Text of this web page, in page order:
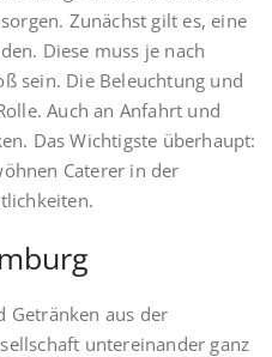
Zunächst gilt es, eine
Diese muss je nach
sein. Die Beleuchtung und
Auch an Anfahrt und
Das Wichtigste überhaupt:
Caterer in der
Getränken aus der
untereinander ganz